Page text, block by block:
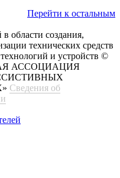
Перейти к остальным
области создания,
технических средств
и устройств ©
АССОЦИАЦИЯ
Сведения об